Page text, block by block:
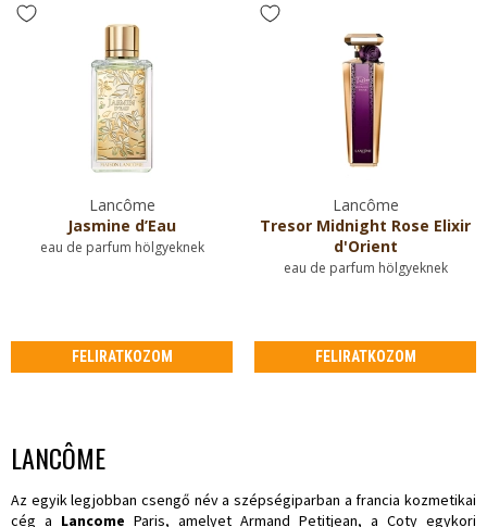
Lancôme
Jasmine d’Eau
eau de parfum hölgyeknek
FELIRATKOZOM
Lancôme
Tresor Midnight Rose Elixir
d'Orient
eau de parfum hölgyeknek
FELIRATKOZOM
LANCÔME
Az egyik legjobban csengő név a szépségiparban a francia kozmetikai
cég a Lancome Paris, amelyet Armand Petitjean, a Coty egykori